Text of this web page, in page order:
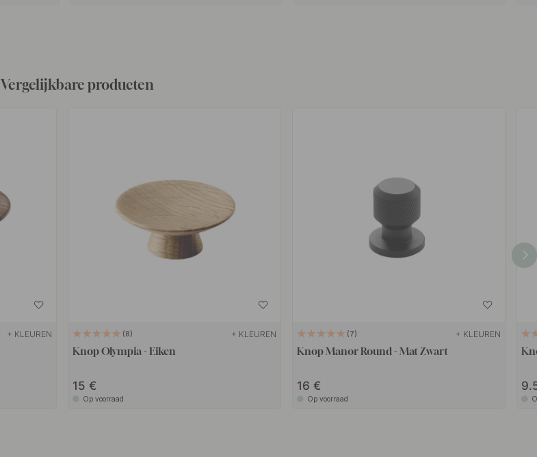
Vergelijkbare producten
+ KLEUREN 8 + KLEUREN
Knop Olympia - Eiken
15
Op voorraad
7 + KLEUREN
Knop Manor Round - Mat Zwart
16
Op voorraad